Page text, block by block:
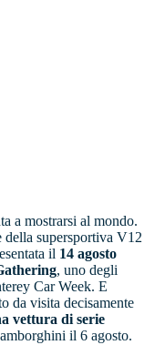
a mostrarsi al mondo.
della supersportiva V12
il 14 agosto
, uno degli
Car Week. E
da visita decisamente
vettura di serie
il 6 agosto.